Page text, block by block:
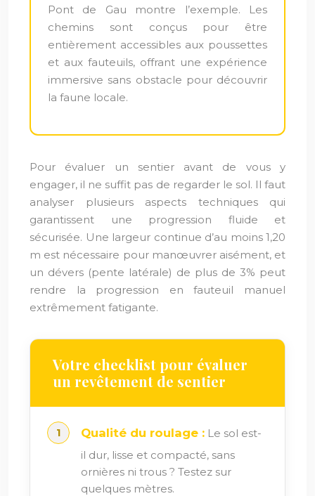
Pont de Gau montre l’exemple. Les
chemins sont conçus pour être
entièrement accessibles aux poussettes
et aux fauteuils, offrant une expérience
immersive sans obstacle pour découvrir
la faune locale.
Pour évaluer un sentier avant de vous y
engager, il ne suffit pas de regarder le sol. Il faut
analyser plusieurs aspects techniques qui
garantissent une progression fluide et
sécurisée. Une largeur continue d’au moins 1,20
m est nécessaire pour manœuvrer aisément, et
un dévers (pente latérale) de plus de 3% peut
rendre la progression en fauteuil manuel
extrêmement fatigante.
Votre checklist pour évaluer
un revêtement de sentier
Qualité du roulage : Le sol est-
il dur, lisse et compacté, sans
ornières ni trous ? Testez sur
quelques mètres.